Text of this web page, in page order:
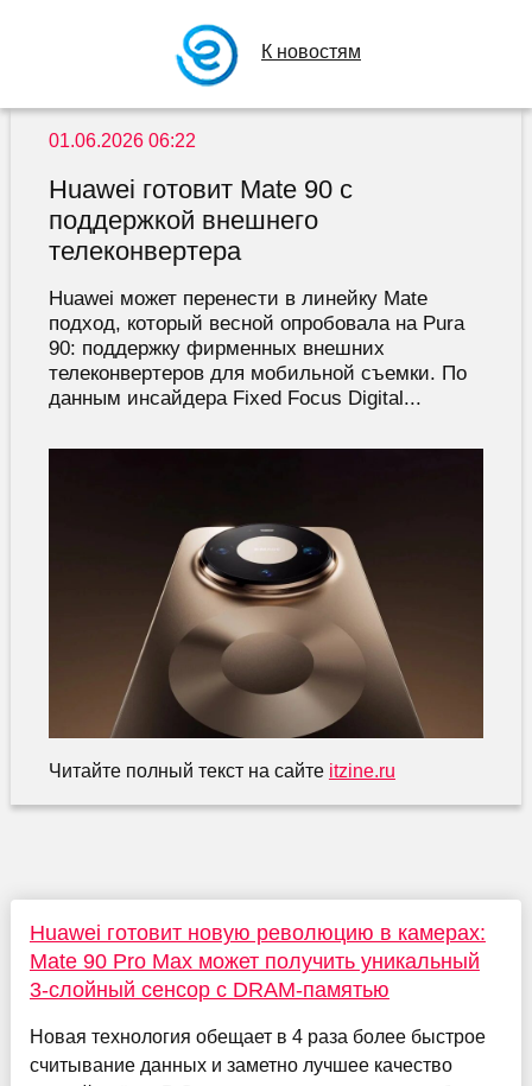
К новостям
01.06.2026 06:22
Huawei готовит Mate 90 с
поддержкой внешнего
телеконвертера
Huawei может перенести в линейку Mate
подход, который весной опробовала на Pura
90: поддержку фирменных внешних
телеконвертеров для мобильной съемки. По
данным инсайдера Fixed Focus Digital...
Читайте полный текст на сайте itzine.ru
Huawei готовит новую революцию в камерах:
Mate 90 Pro Max может получить уникальный
3-слойный сенсор с DRAM-памятью
Новая технология обещает в 4 раза более быстрое
считывание данных и заметно лучшее качество